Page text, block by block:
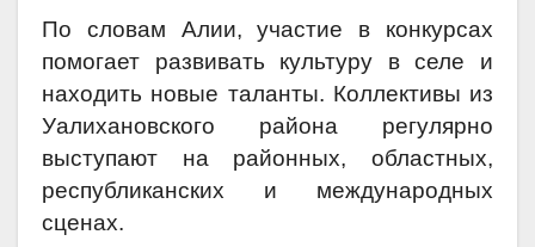
По словам Алии, участие в конкурсах
помогает развивать культуру в селе и
находить новые таланты. Коллективы из
Уалихановского района регулярно
выступают на районных, областных,
республиканских и международных
сценах.